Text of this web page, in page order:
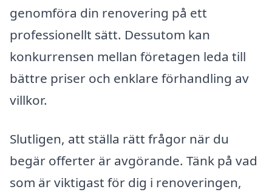
genomföra din renovering på ett
professionellt sätt. Dessutom kan
konkurrensen mellan företagen leda till
bättre priser och enklare förhandling av
villkor.
Slutligen, att ställa rätt frågor när du
begär offerter är avgörande. Tänk på vad
som är viktigast för dig i renoveringen,